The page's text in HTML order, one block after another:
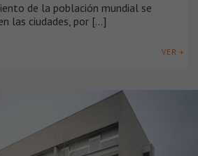
de la población mundial se
las ciudades, por [...]
VER +